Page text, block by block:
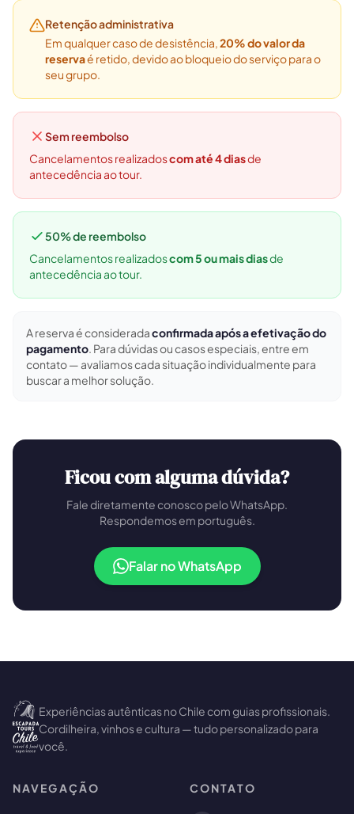
Retenção administrativa
Em qualquer caso de desistência,20% do valor da
reservaé retido, devido ao bloqueio do serviço para o
seu grupo.
Sem reembolso
Cancelamentos realizadoscom até 4 diasde
antecedência ao tour.
50% de reembolso
Cancelamentos realizadoscom 5 ou mais diasde
antecedência ao tour.
A reserva é consideradaconfirmada após a efetivação do
pagamento. Para dúvidas ou casos especiais, entre em
contato — avaliamos cada situação individualmente para
buscar a melhor solução.
Ficou com alguma dúvida?
Fale diretamente conosco pelo WhatsApp.
Respondemos em português.
Falar no WhatsApp
Experiências autênticas no Chile com guias profissionais.
Cordilheira, vinhos e cultura — tudo personalizado para
você.
NAVEGAÇÃO CONTATO
🗓 1 dia
🗓 Tours 1 dia 37 📦 Pacotes multi-dias
🗺️
Responda as perguntas ao lado para filtrar os